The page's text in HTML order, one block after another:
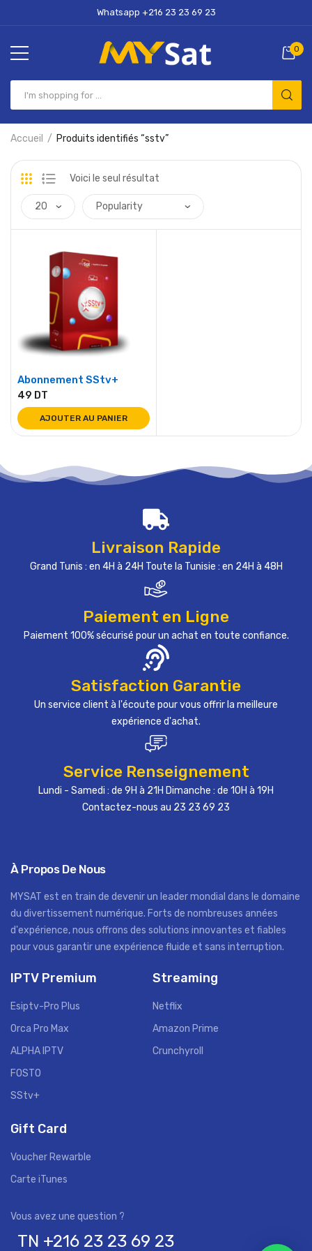
Whatsapp +216 23 23 69 23
0
Accueil Produits identifiés “sstv”
Voici le seul résultat
Abonnement SStv+
49 DT
AJOUTER AU PANIER
Livraison Rapide
Grand Tunis : en 4H à 24H Toute la Tunisie : en 24H à 48H
Paiement en Ligne
Paiement 100% sécurisé pour un achat en toute confiance.
Satisfaction Garantie
Un service client à l'écoute pour vous offrir la meilleure
expérience d'achat.
Service Renseignement
Lundi - Samedi : de 9H à 21H Dimanche : de 10H à 19H
Contactez-nous au 23 23 69 23
À Propos De Nous
MYSAT est en train de devenir un leader mondial dans le domaine
du divertissement numérique. Forts de nombreuses années
d'expérience, nous offrons des solutions innovantes et fiables
pour vous garantir une expérience fluide et sans interruption.
IPTV Premium
Esiptv-Pro Plus
Orca Pro Max
ALPHA IPTV
FOSTO
SStv+
Streaming
Netflix
Amazon Prime
Crunchyroll
Gift Card
Voucher Rewarble
Carte iTunes
TN +216 23 23 69 23